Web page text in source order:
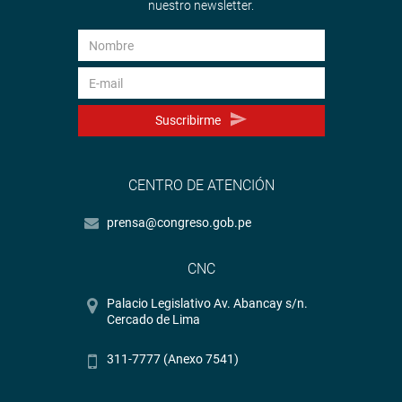
nuestro newsletter.
Suscribirme
CENTRO DE ATENCIÓN
prensa@congreso.gob.pe
CNC
Palacio Legislativo Av. Abancay s/n.
Cercado de Lima
311-7777 (Anexo 7541)